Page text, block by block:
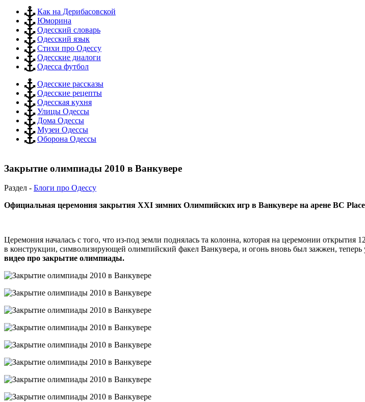
Как на Дерибасовской
Юморина
Одесский словарь
Одесский язык
Стихи про Одессу
Одесские диалоги
Одесса футбол
Одесские рассказы
Одесские рецепты
Одесская кухня
Улицы Одессы
Дома Одессы
Музеи Одессы
Оборона Одессы
Закрытие олимпиады 2010 в Ванкувере
Раздел - Блоги про Одессу
Официальная церемония закрытия XXI зимних Олимпийских игр в Ванкувере на арене BC
Церемония началась с того, что из-под земли поднялась та колонна, которая на церемонии открытия
в конструкции, символизирующей олимпийский факел Ванкувера, и огонь вновь был зажжен,
видео про закрытие олимпиады.